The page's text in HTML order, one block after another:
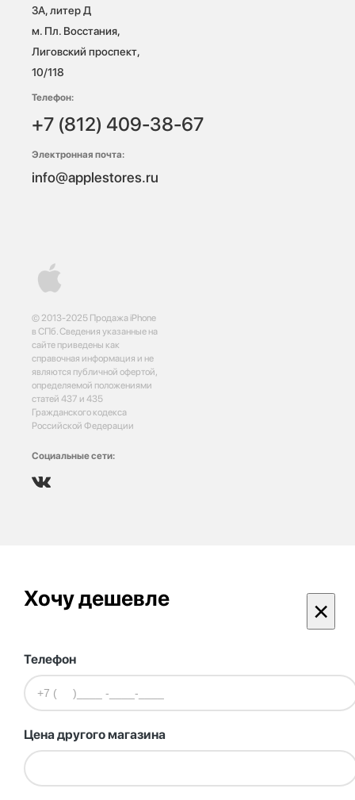
© 2013-2025 Продажа iPhone
в СПб. Сведения указанные на
сайте приведены как
справочная информация и не
являются публичной офертой,
определяемой положениями
статей 437 и 435
Гражданского кодекса
Российской Федерации
Социальные сети:
3А, литер Д
м. Пл. Восстания,
Лиговский проспект,
10/118
Телефон:
+7 (812) 409-38-67
Электронная почта:
info@applestores.ru
Хочу дешевле ×
Телефон
Цена другого магазина